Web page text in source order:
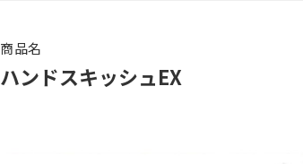
商品名
ハンドスキッシュEX